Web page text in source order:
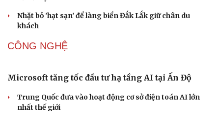
Hiệu sách cũ, không gian sáng tạo mang nhiều
giá trị cần gìn giữ
Đắk Lắk yêu cầu chuyển hóa giá trị văn hóa thành động
lực tăng trưởng
thi Lễ hội Âm nhạc quốc tế
Hoa sữa